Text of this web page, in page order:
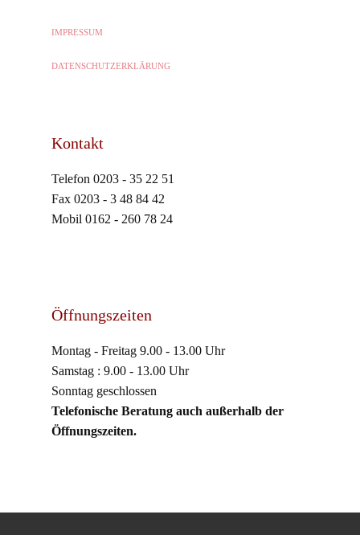
IMPRESSUM
DATENSCHUTZERKLÄRUNG
Kontakt
Telefon 0203 - 35 22 51
Fax 0203 - 3 48 84 42
Mobil 0162 - 260 78 24
Öffnungszeiten
Montag - Freitag 9.00 - 13.00 Uhr
Samstag : 9.00 - 13.00 Uhr
Sonntag geschlossen
Telefonische Beratung auch außerhalb der
Öffnungszeiten.